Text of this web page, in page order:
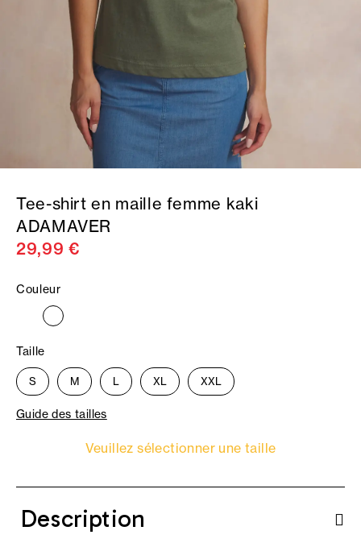
Tee-shirt en maille femme kaki
ADAMAVER
29,99 €
Couleur
Taille
S M L XL XXL
Guide des tailles
Veuillez sélectionner une taille
Description